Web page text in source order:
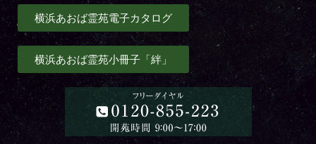
横浜あおば霊苑電子カタログ
横浜あおば霊苑小冊子「絆」